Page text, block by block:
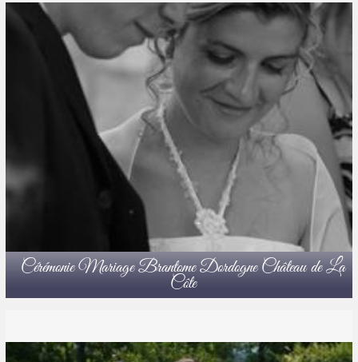
Cérémonie Mariage Brantome Dordogne Château de La
Côte